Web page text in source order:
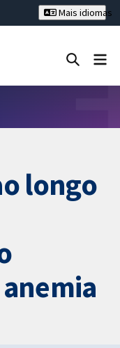
Mais idiomas
longo